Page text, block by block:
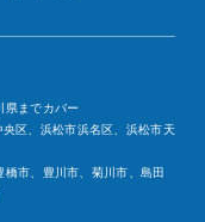
県までカバー
区、浜松市浜名区、浜松市天
市、豊川市、菊川市、島田